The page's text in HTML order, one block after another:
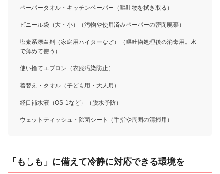
ペーパータオル・キッチンペーパー（嘔吐物を拭き取る）
ビニール袋（大・小）（汚物や使用済みペーパーの密閉廃棄）
塩素系漂白剤（家庭用ハイターなど）（嘔吐物処理後の消毒用。水
で薄めて使う）
使い捨てエプロン（衣服汚染防止）
着替え・タオル（子ども用・大人用）
経口補水液（OS-1など）（脱水予防）
ウェットティッシュ・除菌シート（手指や周囲の清掃用）
「もしも」に備えて冷静に対応できる環境を